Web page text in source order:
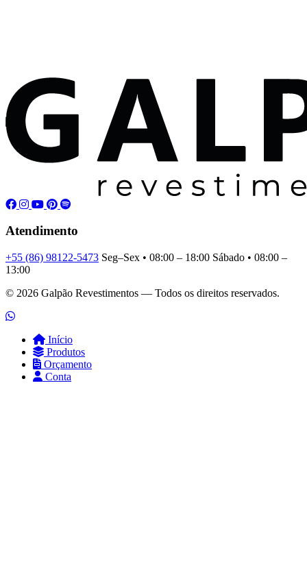
Atendimento
+55 (86) 98122-5473 Seg–Sex • 08:00 – 18:00 Sábado • 08:00 –
13:00
© 2026 Galpão Revestimentos — Todos os direitos reservados.
Início
Produtos
Orçamento
Conta